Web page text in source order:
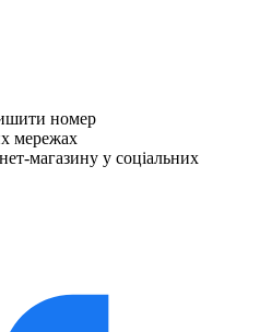
номер
мережах
магазину у соціальних